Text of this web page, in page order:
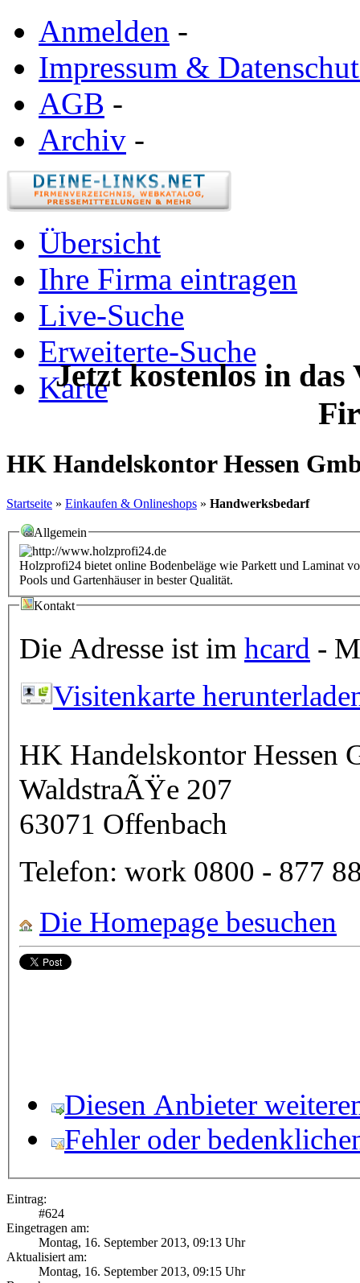
Anmelden -
Impressum &
AGB -
Archiv -
Übersicht
Ihre Firma eintragen
Live-Suche
Erweiterte-Suche
Karte
Jetzt kostenlos in
HK Handelskontor Hessen
Startseite » Einkaufen & Onlineshops » Handwerksbedarf
Allgemein
Holzprofi24 bietet online Bodenbeläge wie Parkett und Laminat
Pools und Gartenhäuser in bester Qualität.
Kontakt
Die Adresse ist im hcard -
Visitenkarte
HK Handelskontor Hessen
WaldstraÃŸe 207
63071 Offenbach
Telefon: work 0800 - 877
Die Homepage besuchen
Diesen Anbieter
Fehler oder
Eintrag:
#624
Eingetragen am:
Montag, 16. September 2013, 09:13 Uhr
Aktualisiert am:
Montag, 16. September 2013, 09:15 Uhr